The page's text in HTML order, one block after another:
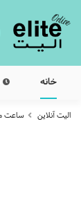
خانه
الیت آنلاین ساعت